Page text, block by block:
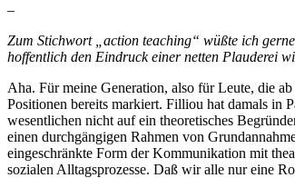
–
Zum Stichwort „action teaching“ wüßte ich
hoffentlich den Eindruck einer netten Plauderei
Aha. Für meine Generation, also für Leute, die
Positionen bereits markiert. Filliou hat damals in
wesentlichen nicht auf ein theoretisches
einen durchgängigen Rahmen von
eingeschränkte Form der Kommunikation mit
sozialen Alltagsprozesse. Daß wir alle nur eine